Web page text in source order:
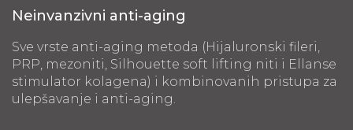
Neinvanzivni anti-aging
Sve vrste anti-aging metoda (Hijaluronski fileri,
PRP, mezoniti, Silhouette soft lifting niti i Ellanse
stimulator kolagena) i kombinovanih pristupa za
ulepšavanje i anti-aging.